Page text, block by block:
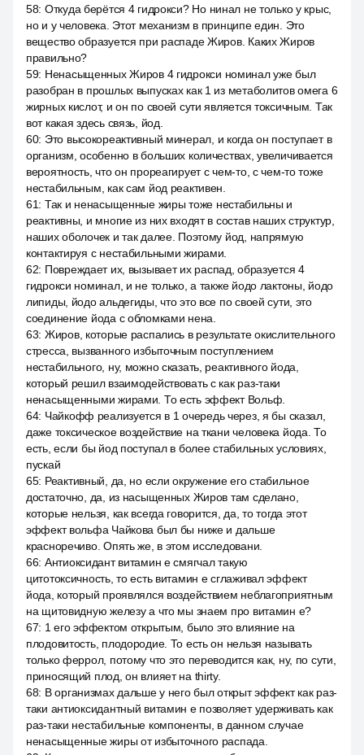
58: Откуда берётся 4 гидрокси? Но нинал не только у крыс,
но и у человека. Этот механизм в принципе един. Это
вещество образуется при распаде Жиров. Каких Жиров
правильно?
59: Ненасыщенных Жиров 4 гидрокси номинал уже был
разобран в прошлых выпусках как 1 из метаболитов омега 6
жирных кислот, и он по своей сути является токсичным. Так
вот какая здесь связь, йод.
60: Это высокореактивный минерал, и когда он поступает в
организм, особенно в больших количествах, увеличивается
вероятность, что он прореагирует с чем-то, с чем-то тоже
нестабильным, как сам йод реактивен.
61: Так и ненасыщенные жиры тоже нестабильны и
реактивны, и многие из них входят в состав наших структур,
наших оболочек и так далее. Поэтому йод, напрямую
контактируя с нестабильными жирами.
62: Повреждает их, вызывает их распад, образуется 4
гидрокси номинал, и не только, а также йодо лактоны, йодо
липиды, йодо альдегиды, что это все по своей сути, это
соединение йода с обломками нена.
63: Жиров, которые распались в результате окислительного
стресса, вызванного избыточным поступлением
нестабильного, ну, можно сказать, реактивного йода,
который решил взаимодействовать с как раз-таки
ненасыщенными жирами. То есть эффект Вольф.
64: Чайкофф реализуется в 1 очередь через, я бы сказал,
даже токсическое воздействие на ткани человека йода. То
есть, если бы йод поступал в более стабильных условиях,
пускай
65: Реактивный, да, но если окружение его стабильное
достаточно, да, из насыщенных Жиров там сделано,
которые нельзя, как всегда говорится, да, то тогда этот
эффект вольфа Чайкова был бы ниже и дальше
красноречиво. Опять же, в этом исследовани.
66: Антиоксидант витамин е смягчал такую
цитотоксичность, то есть витамин е сглаживал эффект
йода, который проявлялся воздействием неблагоприятным
на щитовидную железу а что мы знаем про витамин е?
67: 1 его эффектом открытым, было это влияние на
плодовитость, плодородие. То есть он нельзя называть
только феррол, потому что это переводится как, ну, по сути,
приносящий плод, он влияет на thirty.
68: В организмах дальше у него был открыт эффект как раз-
таки антиоксидантный витамин е позволяет удерживать как
раз-таки нестабильные компоненты, в данном случае
ненасыщенные жиры от избыточного распада.